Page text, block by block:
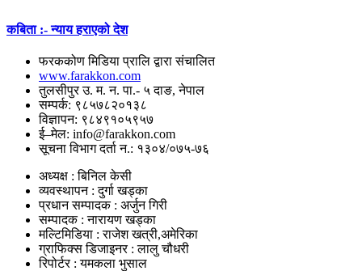
कबिता :- न्याय हराएको देश
फरककोण मिडिया प्रालि द्वारा संचालित
www.farakkon.com
तुलसीपुर उ. म. न. पा.- ५ दाङ, नेपाल
सम्पर्क: ९८५७८२०१३८
विज्ञापन: ९८४९१०५९५७
ई–मेल: info@farakkon.com
सूचना विभाग दर्ता न.: १३०४/०७५-७६
अध्यक्ष : बिनिल केसी
व्यवस्थापन : दुर्गा खड्का
प्रधान सम्पादक : अर्जुन गिरी
सम्पादक : नारायण खड्का
मल्टिमिडिया : राजेश खत्री,अमेरिका
ग्राफिक्स डिजाइनर : लालु चौधरी
रिपोर्टर : यमकला भुसाल